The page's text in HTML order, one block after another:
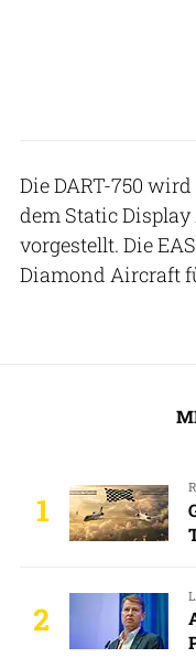
Die DART-750
dem Static
vorgestellt. Die
Diamond Aircraft
1
2